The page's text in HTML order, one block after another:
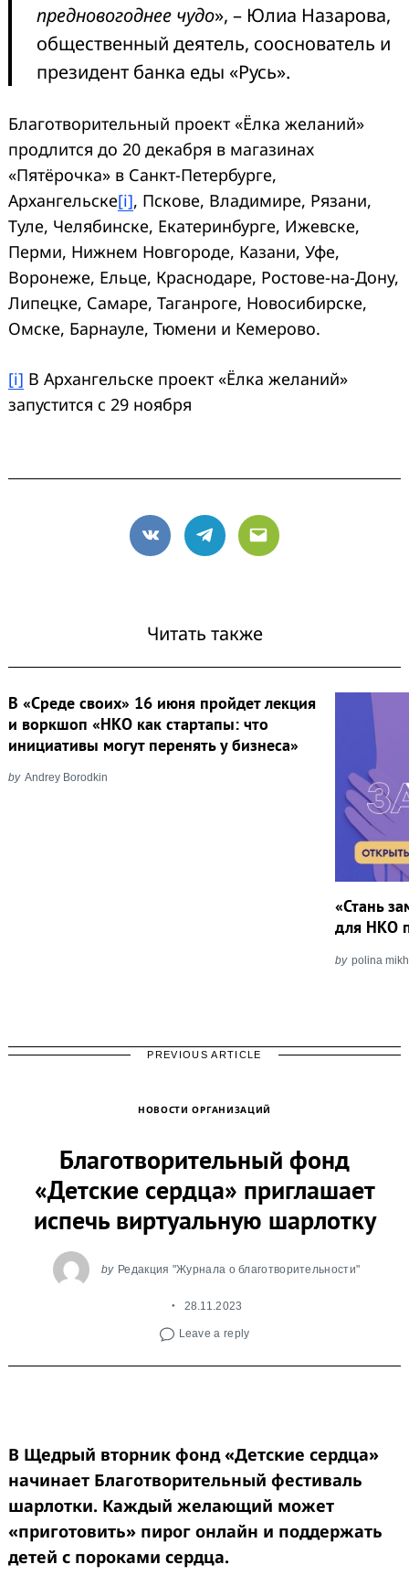
предновогоднее чудо», – Юлиа Назарова,
общественный деятель, сооснователь и
президент банка еды «Русь».
Благотворительный проект «Ёлка желаний»
продлится до 20 декабря в магазинах
«Пятёрочка» в Санкт-Петербурге,
Архангельске[i], Пскове, Владимире, Рязани,
Туле, Челябинске, Екатеринбурге, Ижевске,
Перми, Нижнем Новгороде, Казани, Уфе,
Воронеже, Ельце, Краснодаре, Ростове-на-Дону,
Липецке, Самаре, Таганроге, Новосибирске,
Омске, Барнауле, Тюмени и Кемерово.
[i] В Архангельске проект «Ёлка желаний»
запустится с 29 ноября
VK Telegram
Email
Читать также
В «Среде своих» 16 июня пройдет лекция
и воркшоп «НКО как стартапы: что
инициативы могут перенять у бизнеса»
by Andrey Borodkin
«Стань
для НКО
by polina
PREVIOUS ARTICLE
НОВОСТИ ОРГАНИЗАЦИЙ
Благотворительный фонд
«Детские сердца» приглашает
испечь виртуальную шарлотку
by Редакция "Журнала о благотворительности"
28.11.2023
Leave a reply
В Щедрый вторник фонд «Детские сердца»
начинает Благотворительный фестиваль
шарлотки. Каждый желающий может
«приготовить» пирог онлайн и поддержать
детей с пороками сердца.